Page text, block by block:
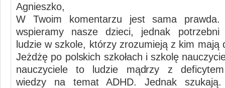
Agnieszko,
W Twoim komentarzu jest sama
wspieramy nasze dzieci, jednak potrzebni
ludzie w szkole, którzy zrozumieją z kim mają
Jeżdżę po polskich szkołach i szkolę
nauczyciele to ludzie mądrzy z deficytem
wiedzy na temat ADHD. Jednak szukają.